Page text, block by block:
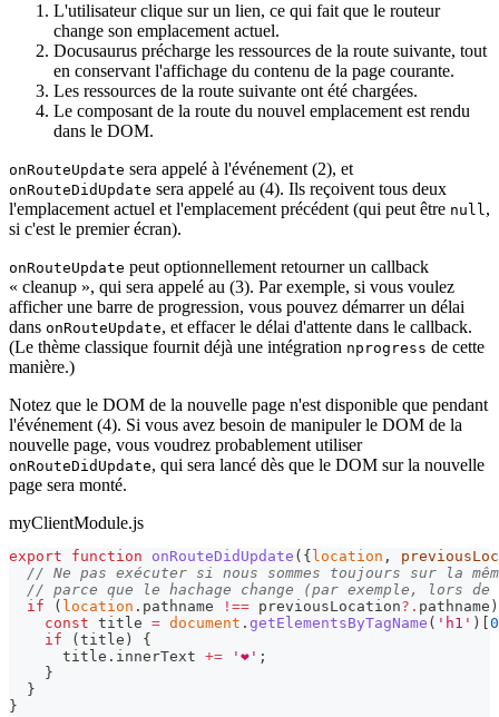
L'utilisateur clique sur un lien, ce qui fait que le routeur
change son emplacement actuel.
Docusaurus précharge les ressources de la route suivante, tout
en conservant l'affichage du contenu de la page courante.
Les ressources de la route suivante ont été chargées.
Le composant de la route du nouvel emplacement est rendu
dans le DOM.
onRouteUpdate sera appelé à l'événement (2), et
onRouteDidUpdate sera appelé au (4). Ils reçoivent tous deux
l'emplacement actuel et l'emplacement précédent (qui peut être null,
si c'est le premier écran).
onRouteUpdate peut optionnellement retourner un callback
« cleanup », qui sera appelé au (3). Par exemple, si vous voulez
afficher une barre de progression, vous pouvez démarrer un délai
dans onRouteUpdate, et effacer le délai d'attente dans le callback.
(Le thème classique fournit déjà une intégration nprogress de cette
manière.)
Notez que le DOM de la nouvelle page n'est disponible que pendant
l'événement (4). Si vous avez besoin de manipuler le DOM de la
nouvelle page, vous voudrez probablement utiliser
onRouteDidUpdate, qui sera lancé dès que le DOM sur la nouvelle
page sera monté.
myClientModule.js
export function onRouteDidUpdate ( { location ,
// Ne pas exécuter si nous sommes toujours sur la
// parce que le hachage change (par exemple, lors
if
( location . pathname !== previousLocation?. pathname )
const title = document . getElementsByTagName ( 'h1' )
0
if
( title )
{
      title
. innerText += '❤️' ;
}
}
}